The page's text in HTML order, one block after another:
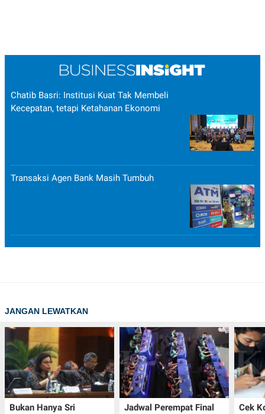
Chatib Basri: Institusi Kuat Tak Membeli
Kecepatan, tetapi Ketahanan Ekonomi
Transaksi Agen Bank Masih Tumbuh
JANGAN LEWATKAN
Bukan Hanya Sri
Jadwal Perempat Final
Cek